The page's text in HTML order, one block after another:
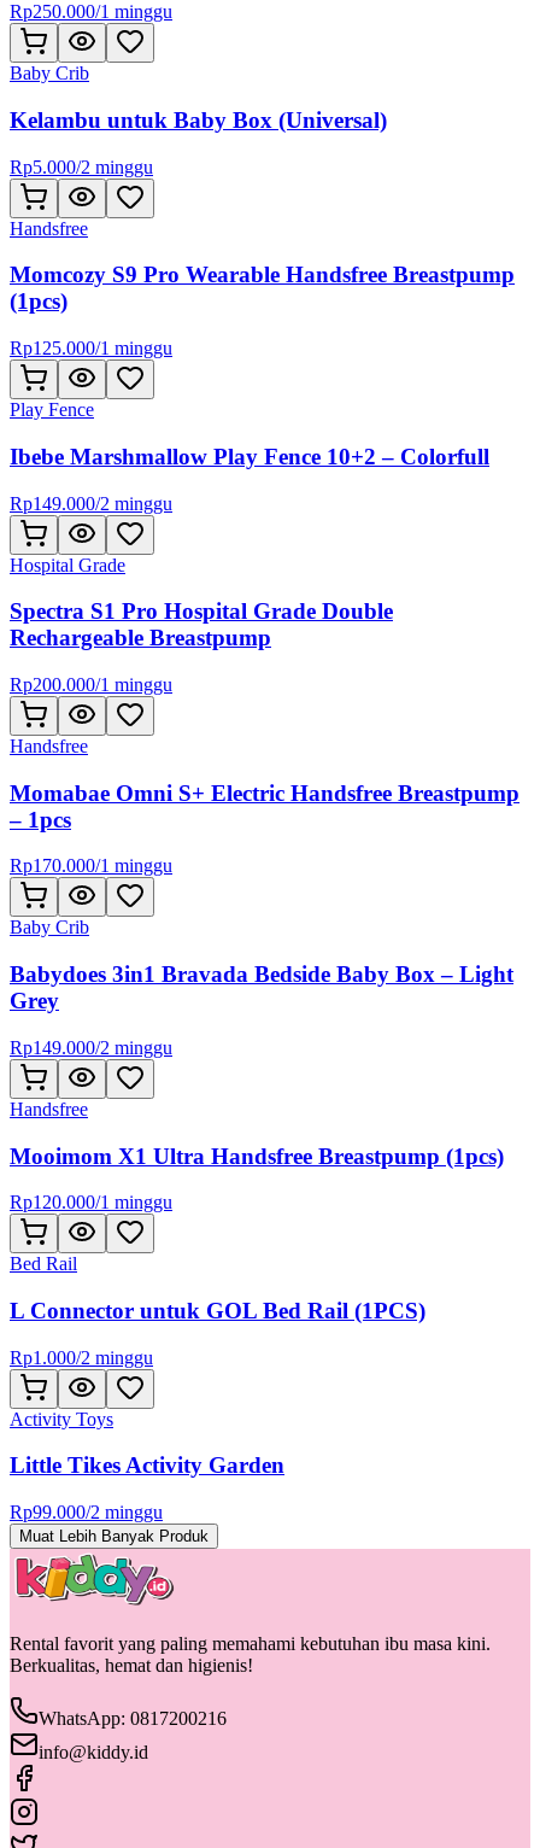
Rp250.000/1 minggu
Baby Crib
Kelambu untuk Baby Box (Universal)
Rp5.000/2 minggu
Handsfree
Momcozy S9 Pro Wearable Handsfree Breastpump
(1pcs)
Rp125.000/1 minggu
Play Fence
Ibebe Marshmallow Play Fence 10+2 – Colorfull
Rp149.000/2 minggu
Hospital Grade
Spectra S1 Pro Hospital Grade Double
Rechargeable Breastpump
Rp200.000/1 minggu
Handsfree
Momabae Omni S+ Electric Handsfree Breastpump
– 1pcs
Rp170.000/1 minggu
Baby Crib
Babydoes 3in1 Bravada Bedside Baby Box – Light
Grey
Rp149.000/2 minggu
Handsfree
Mooimom X1 Ultra Handsfree Breastpump (1pcs)
Rp120.000/1 minggu
Bed Rail
L Connector untuk GOL Bed Rail (1PCS)
Rp1.000/2 minggu
Activity Toys
Little Tikes Activity Garden
Rp99.000/2 minggu
Muat Lebih Banyak Produk
Rental favorit yang paling memahami kebutuhan ibu masa kini.
Berkualitas, hemat dan higienis!
WhatsApp: 0817200216
info@kiddy.id